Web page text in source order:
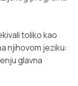
toliko kao
njihovom jeziku:
glavna